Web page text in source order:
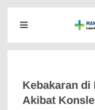
Kebakaran di
Akibat